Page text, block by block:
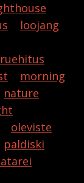
loojang
morning
nature
oleviste
paldiski